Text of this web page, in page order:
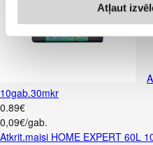
Atļaut
10gab.30mkr
0.89€
0,09€/gab.
Atkrit.maisi HOME EXPERT 60L